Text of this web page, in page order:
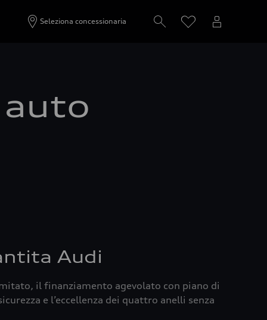
Seleziona concessionaria
Audi
il finanziamento agevolato con piano di
e l’eccellenza dei quattro anelli senza